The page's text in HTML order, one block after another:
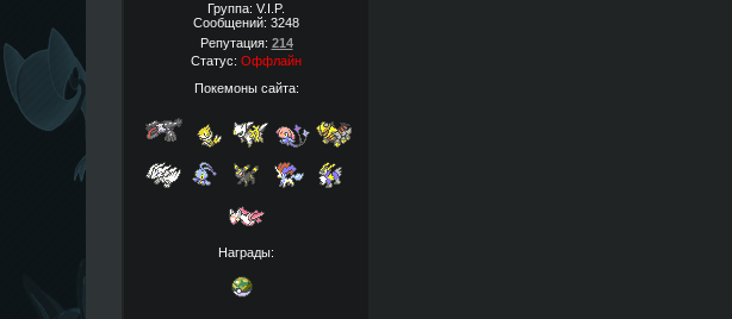
Группа: V.I.P.
Сообщений: 3248
Репутация: 214
Статус: Оффлайн
Покемоны сайта:
Награды: